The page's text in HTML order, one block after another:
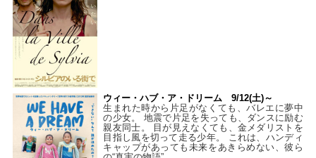
ウィー・ハブ・ア・ドリーム 9/12(土)～
生まれた時から片足がなくても、バレエに夢中
の少女。 地震で片足を失っても、ダンスに励む
親友同士。 目が見えなくても、金メダリストを
目指し風を切って走る少年。 これは、ハンディ
キャップがあっても未来をあきらめない、彼ら